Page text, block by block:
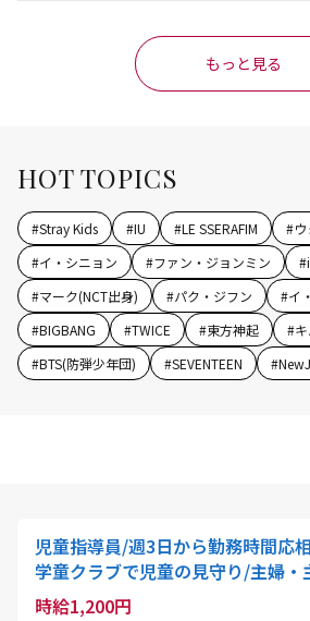
もっと見る
HOT TOPICS
#Stray Kids #IU #LE SSERAFIM #
#イ・シニョン #ファン・ジョンミン #
#マーク(NCT出身) #パク・ジフン #イ
#BIGBANG #TWICE #東方神起 #
#BTS(防弾少年団) #SEVENTEEN #
児童指導員/週3日から勤務時間応
学童クラブで児童の見守り/主婦・
のシフト制/駅徒歩圏内
時給1,200円